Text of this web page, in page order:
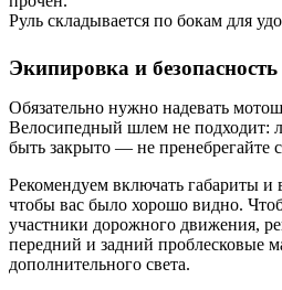
Руль складывается по бокам для
Экипировка и безопасность
Обязательно нужно надевать
Велосипедный шлем не подходит:
быть закрыто — не пренебрегайте
Рекомендуем включать габариты и
чтобы вас было хорошо видно.
участники дорожного движения,
передний и задний проблесковые
дополнительного света.